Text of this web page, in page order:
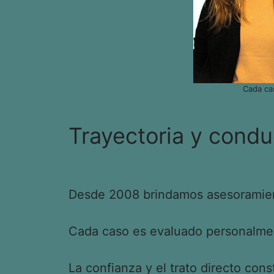
Cada
Trayectoria y
Desde 2008 brindamos
Cada caso es evaluado
La confianza y el trato directo